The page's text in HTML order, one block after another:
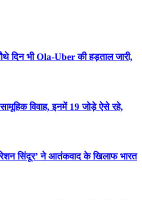
दिन भी Ola-Uber की हड़ताल जारी,
विवाह, इनमें 19 जोड़े ऐसे रहे,
सिंदूर’ ने आतंकवाद के खिलाफ भारत